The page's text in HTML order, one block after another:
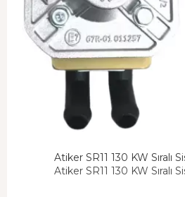
Atiker SR11 130 KW Sıralı
Atiker SR11 130 KW Sıralı